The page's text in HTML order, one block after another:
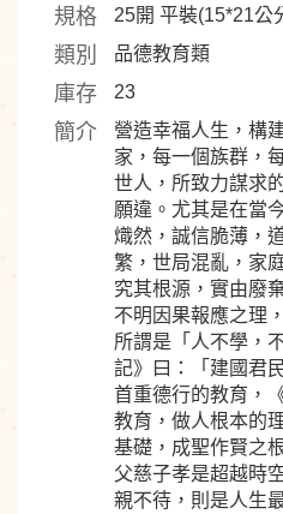
規格 25開 平裝(15*21公
類別 品德教育類
庫存 23
簡介
營造幸福人生，構
家，每一個族群，
世人，所致力謀求
願違。尤其是在當
熾然，誠信脆薄，
繁，世局混亂，家
究其根源，實由廢
不明因果報應之理
所謂是「人不學，
記》曰：「建國君
首重德行的教育，
教育，做人根本的
基礎，成聖作賢之
父慈子孝是超越時
親不待，則是人生